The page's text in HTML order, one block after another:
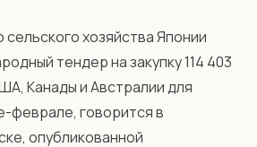
хозяйства Японии
тендер на закупку 114 403
Канады и Австралии для
феврале, говорится в
опубликованной